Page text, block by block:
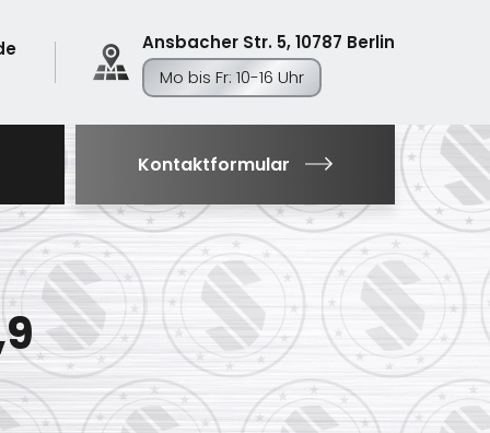
Ansbacher Str. 5, 10787 Berlin
Mo bis Fr: 10-16 Uhr
Kontaktformular